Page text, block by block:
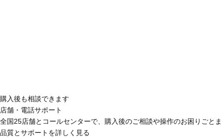
購入後も相談できます
店舗・電話サポート
全国25店舗とコールセンターで、購入後のご相談や操作のお困りごと
品質とサポートを詳しく見る